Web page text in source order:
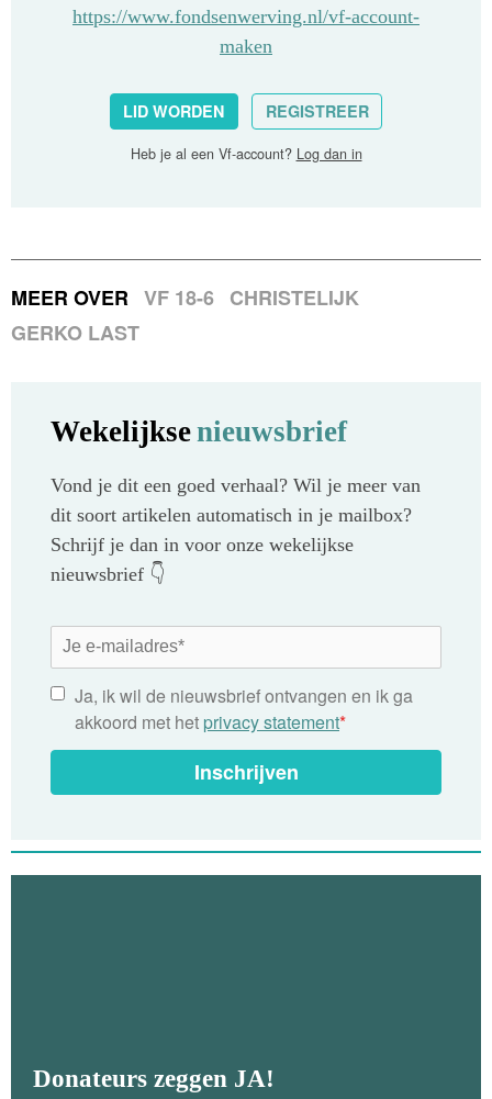
https://www.fondsenwerving.nl/vf-account-
maken
LID WORDEN REGISTREER
Heb je al een Vf-account? Log dan in
MEER OVER VF 18-6 CHRISTELIJK
GERKO LAST
Wekelijksenieuwsbrief
Vond je dit een goed verhaal? Wil je meer van
dit soort artikelen automatisch in je mailbox?
Schrijf je dan in voor onze wekelijkse
nieuwsbrief 👇
Ja, ik wil de nieuwsbrief ontvangen en ik ga
akkoord met het privacy statement*
Inschrijven
Donateurs zeggen JA!